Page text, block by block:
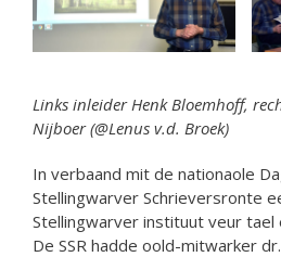
Links inleider Henk Bloemhoff,
Nijboer (@Lenus v.d. Broek)
In verbaand mit de nationaole
Stellingwarver Schrieversronte
Stellingwarver instituut veur tael
De SSR hadde oold-mitwarker